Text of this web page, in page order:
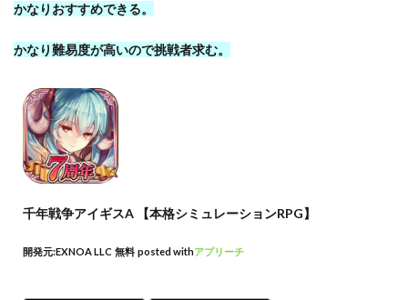
かなりおすすめできる。
かなり難易度が高いので挑戦者求む。
千年戦争アイギスA 【本格シミュレーションRPG】
開発元:EXNOA LLC 無料 posted withアプリーチ